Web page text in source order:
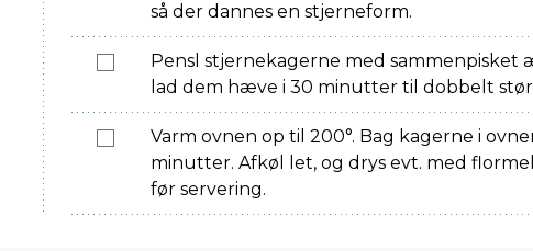
så der dannes en stjerneform.
Pensl stjernekagerne med sammenpisket
lad dem hæve i 30 minutter til dobbelt
Varm ovnen op til 200°. Bag kagerne i
minutter. Afkøl let, og drys evt. med
før servering.